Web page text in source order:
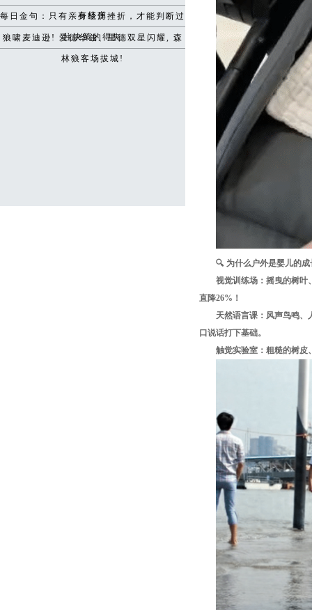
有核弹
每日金句：只有亲身经历挫折，才能判断过
往决策的得失
狼啸麦迪逊! 爱德华兹、里德双星闪耀, 森
林狼客场拔城!
🔍 为什么户外是婴儿的
视觉训练场：摇曳的树叶
直降26%！
天然语言课：风声鸟鸣
口说话打下基础。
触觉实验室：粗糙的树皮